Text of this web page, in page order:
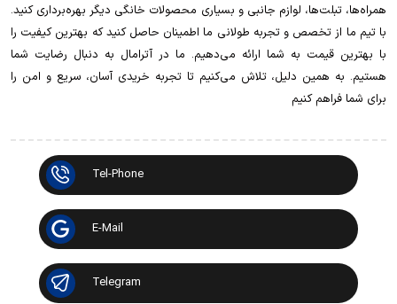
همراه‌ها، تبلت‌ها، لوازم جانبی و بسیاری محصولات خانگی دیگر بهره‌برداری کنید.
با تیم ما از تخصص و تجربه طولانی ما اطمینان حاصل کنید که بهترین کیفیت را
با بهترین قیمت به شما ارائه می‌دهیم. ما در آترامال به دنبال رضایت شما
هستیم. به همین دلیل، تلاش می‌کنیم تا تجربه خریدی آسان، سریع و امن را
برای شما فراهم کنیم
Tel-Phone
E-Mail
Telegram